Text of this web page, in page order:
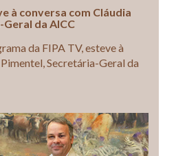
à conversa com Cláudia
da AICC
da FIPA TV, esteve à
Secretária-Geral da